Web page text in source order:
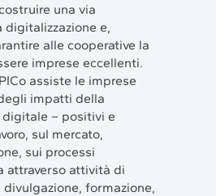
una via
digitalizzazione e,
alle cooperative la
imprese eccellenti.
assiste le imprese
impatti della
– positivi e
sul mercato,
sui processi
attraverso attività di
divulgazione, formazione,